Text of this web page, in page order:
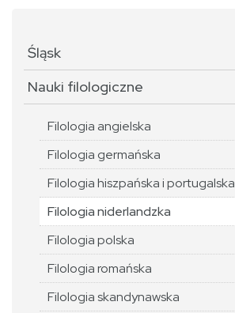
Śląsk
Nauki filologiczne
Filologia angielska
Filologia germańska
Filologia hiszpańska i portugalska
Filologia niderlandzka
Filologia polska
Filologia romańska
Filologia skandynawska